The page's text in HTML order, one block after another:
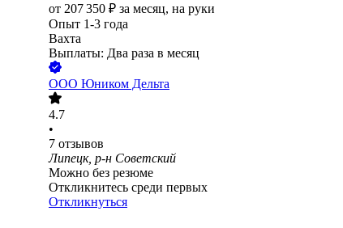
от 207 350 ₽ за месяц, на руки
Опыт 1-3 года
Вахта
Выплаты: Два раза в месяц
ООО Юником Дельта
4.7
•
7 отзывов
Липецк, р-н Советский
Можно без резюме
Откликнитесь среди первых
Откликнуться